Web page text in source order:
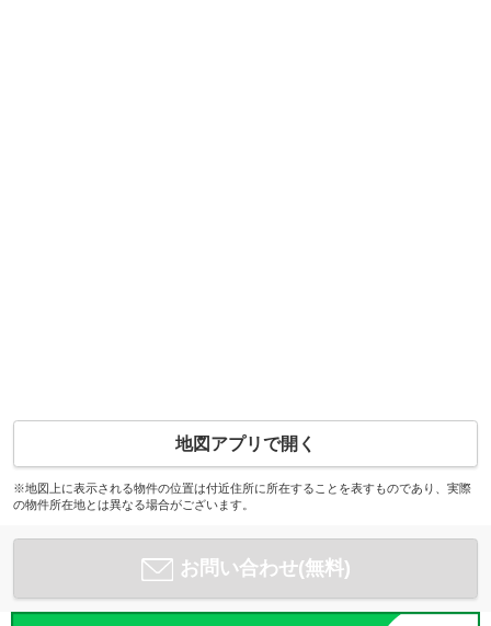
地図アプリで開く
※地図上に表示される物件の位置は付近住所に所在することを表すものであり、実際
の物件所在地とは異なる場合がございます。
お問い合わせ(無料)